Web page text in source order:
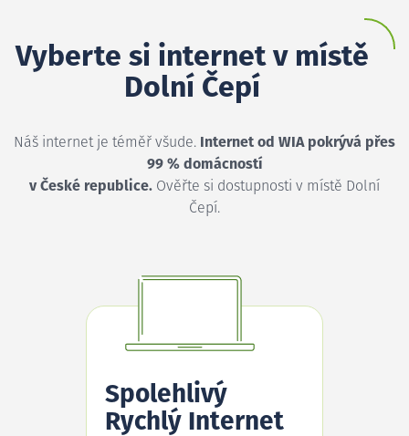
Vyberte si internet v místě
Dolní Čepí
Náš internet je téměř všude. Internet od WIA pokrývá přes
99 % domácností
v České republice. Ověřte si dostupnosti v místě Dolní
Čepí.
Spolehlivý
Rychlý Internet